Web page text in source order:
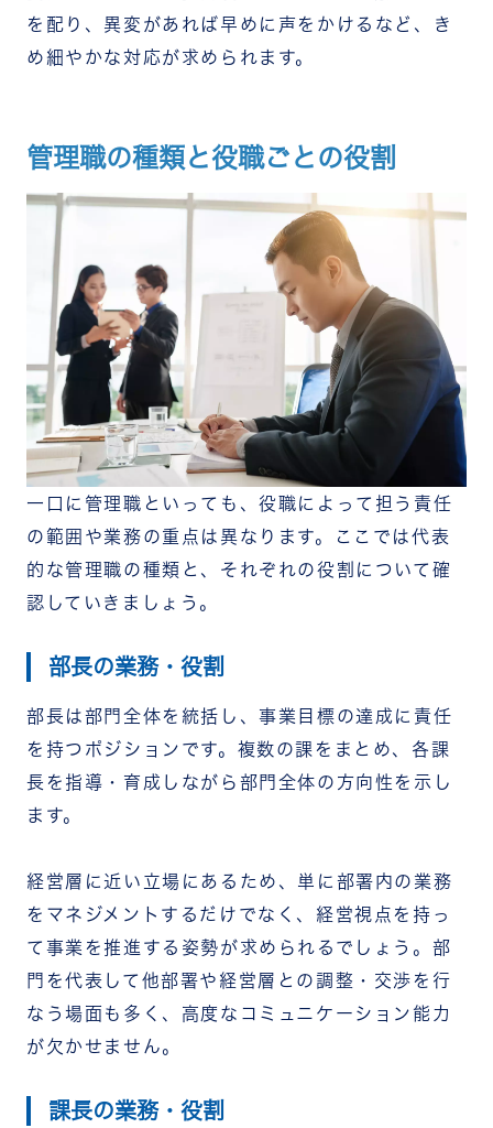
を配り、異変があれば早めに声をかけるなど、き
め細やかな対応が求められます。
管理職の種類と役職ごとの役割
一口に管理職といっても、役職によって担う責任
の範囲や業務の重点は異なります。ここでは代表
的な管理職の種類と、それぞれの役割について確
認していきましょう。
部長の業務・役割
部長は部門全体を統括し、事業目標の達成に責任
を持つポジションです。複数の課をまとめ、各課
長を指導・育成しながら部門全体の方向性を示し
ます。
経営層に近い立場にあるため、単に部署内の業務
をマネジメントするだけでなく、経営視点を持っ
て事業を推進する姿勢が求められるでしょう。部
門を代表して他部署や経営層との調整・交渉を行
なう場面も多く、高度なコミュニケーション能力
が欠かせません。
課長の業務・役割